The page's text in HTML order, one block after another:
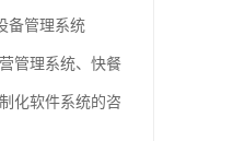
备管理系统
管理系统、快餐
化软件系统的咨